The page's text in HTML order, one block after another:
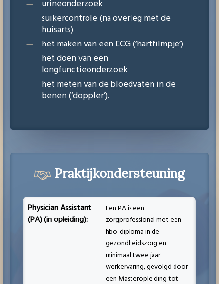
urineonderzoek
suikercontrole (na overleg met de
huisarts)
het maken van een ECG (‘hartfilmpje’)
het doen van een
longfunctieonderzoek
het meten van de bloedvaten in de
benen (‘doppler’).
Praktijkondersteuning
Physician Assistant
(PA) (in opleiding):
Een PA is een
zorgprofessional met een
hbo-diploma in de
gezondheidszorg en
minimaal twee jaar
werkervaring, gevolgd door
een Masteropleiding tot